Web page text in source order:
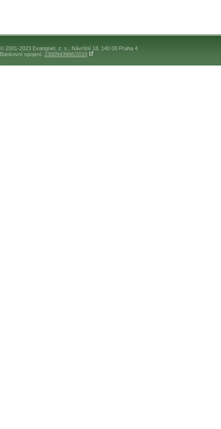
© 2001-2023 Evangnet, z. s., Návršní 18, 140 00 Praha 4
Bankovní spojení: 2300943966/2010